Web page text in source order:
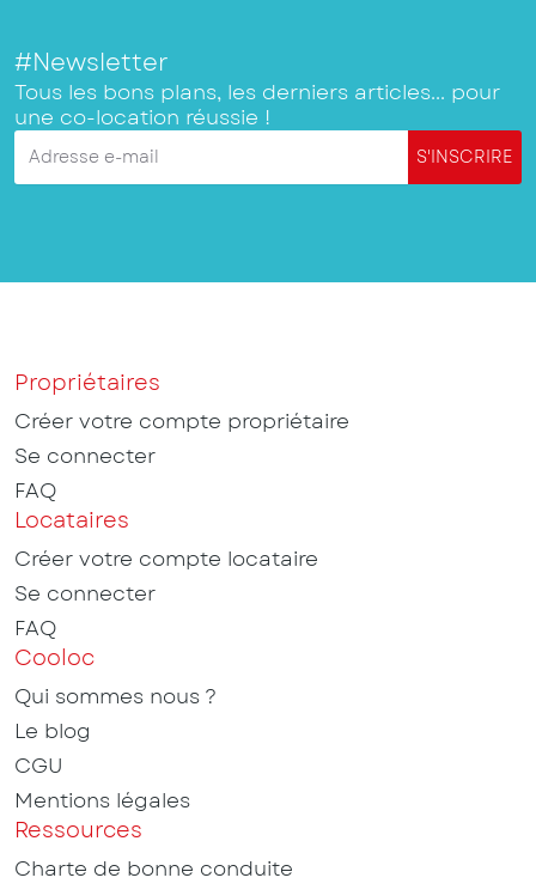
#Newsletter
Tous les bons plans, les derniers articles... pour
une co-location réussie !
Adresse e-mail S'INSCRIRE
Propriétaires
Créer votre compte propriétaire
Se connecter
FAQ
Locataires
Créer votre compte locataire
Se connecter
FAQ
Cooloc
Qui sommes nous ?
Le blog
CGU
Mentions légales
Ressources
Charte de bonne conduite